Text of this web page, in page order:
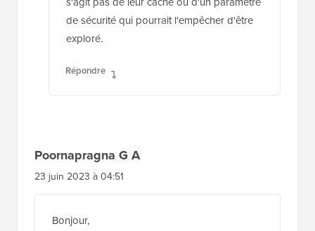
de sécurité qui pourrait l'empêcher d'être
exploré.
Répondre
Poornapragna G A
23 juin 2023 à 04:51
Bonjour,